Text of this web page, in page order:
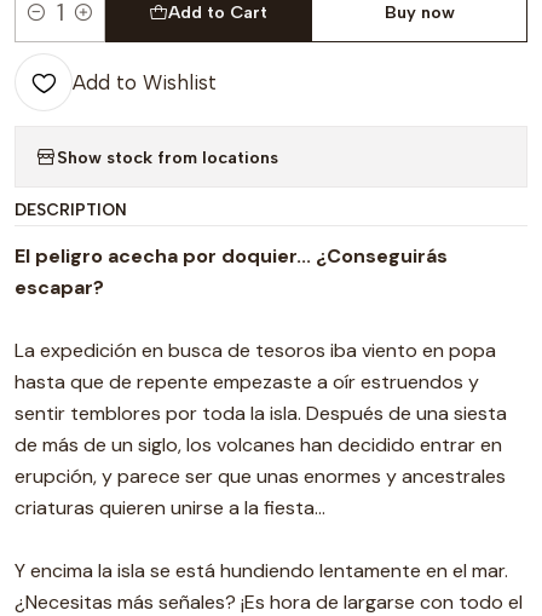
Quantity
Add to Cart Buy now
Add to Wishlist
Show stock from locations
DESCRIPTION
El peligro acecha por doquier... ¿Conseguirás
escapar?
La expedición en busca de tesoros iba viento en popa
hasta que de repente empezaste a oír estruendos y
sentir temblores por toda la isla. Después de una siesta
de más de un siglo, los volcanes han decidido entrar en
erupción, y parece ser que unas enormes y ancestrales
criaturas quieren unirse a la fiesta...
Y encima la isla se está hundiendo lentamente en el mar.
¿Necesitas más señales? ¡Es hora de largarse con todo el